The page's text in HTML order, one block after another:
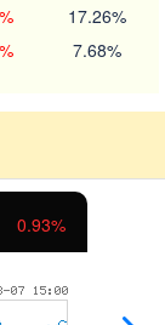
17.26%
7.68%
11.37